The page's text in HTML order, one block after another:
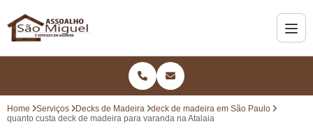
Home Serviços Decks de Madeira
deck de madeira em São Paulo
quanto custa deck de madeira para varanda na Atalaia